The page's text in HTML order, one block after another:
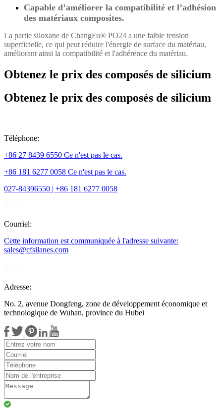
Capable d’améliorer la compatibilité et l’adhésion
des matériaux composites.
La partie siloxane de ChangFu® PO24 a une faible tension
superficielle, ce qui peut réduire l'énergie de surface du matériau,
améliorant ainsi la compatibilité et l'adhérence du matériau.
Obtenez le prix des composés de silicium
Obtenez le prix des composés de silicium
Téléphone:
+86 27 8439 6550 Ce n'est pas le cas.
+86 181 6277 0058 Ce n'est pas le cas.
027-84396550 | +86 181 6277 0058
Courriel:
Cette information est communiquée à l'adresse suivante:
sales@cfsilanes.com
Adresse:
No. 2, avenue Dongfeng, zone de développement économique et
technologique de Wuhan, province du Hubei